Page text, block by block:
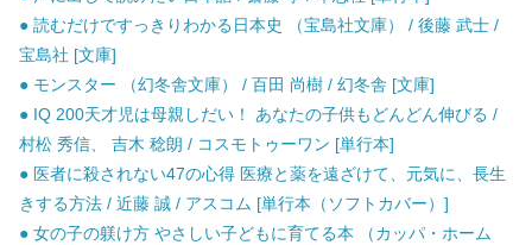
● 読むだけですっきりわかる日本史 （宝島社文庫） / 後藤 武士 /
宝島社 [文庫]
● モンスター （幻冬舎文庫） / 百田 尚樹 / 幻冬舎 [文庫]
● IQ 200天才児は母親しだい！ あなたの子供もどんどん伸びる /
村松 秀信、 吉木 稔朗 / コスモトゥーワン [単行本]
● 医者に殺されない47の心得 医療と薬を遠ざけて、元気に、長生
きする方法 / 近藤 誠 / アスコム [単行本（ソフトカバー）]
● 女の子の躾け方 やさしい子どもに育てる本 （カッパ・ホーム